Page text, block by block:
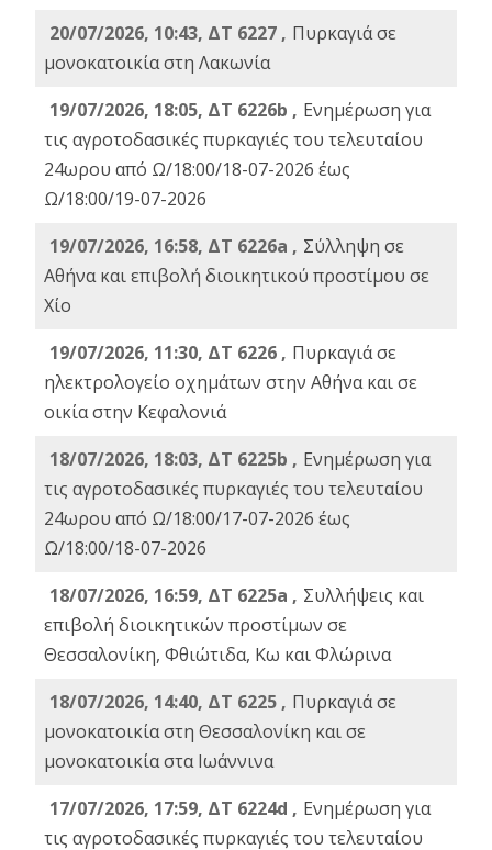
20/07/2026, 10:43, ΔΤ 6227 , Πυρκαγιά σε
μονοκατοικία στη Λακωνία
19/07/2026, 18:05, ΔΤ 6226b , Ενημέρωση για
τις αγροτοδασικές πυρκαγιές του τελευταίου
24ωρου από Ω/18:00/18-07-2026 έως
Ω/18:00/19-07-2026
19/07/2026, 16:58, ΔΤ 6226a , Σύλληψη σε
Αθήνα και επιβολή διοικητικού προστίμου σε
Χίο
19/07/2026, 11:30, ΔΤ 6226 , Πυρκαγιά σε
ηλεκτρολογείο οχημάτων στην Αθήνα και σε
οικία στην Κεφαλονιά
18/07/2026, 18:03, ΔΤ 6225b , Ενημέρωση για
τις αγροτοδασικές πυρκαγιές του τελευταίου
24ωρου από Ω/18:00/17-07-2026 έως
Ω/18:00/18-07-2026
18/07/2026, 16:59, ΔT 6225a , Συλλήψεις και
επιβολή διοικητικών προστίμων σε
Θεσσαλονίκη, Φθιώτιδα, Κω και Φλώρινα
18/07/2026, 14:40, ΔΤ 6225 , Πυρκαγιά σε
μονοκατοικία στη Θεσσαλονίκη και σε
μονοκατοικία στα Ιωάννινα
17/07/2026, 17:59, ΔΤ 6224d , Ενημέρωση για
τις αγροτοδασικές πυρκαγιές του τελευταίου